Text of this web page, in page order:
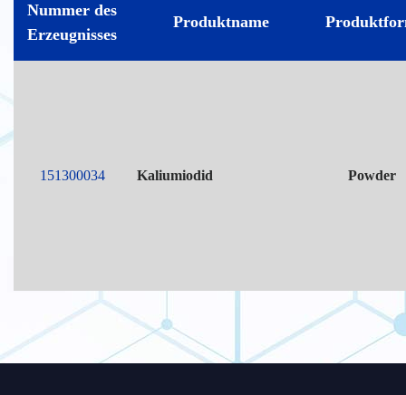
Nummer des
Erzeugnisses
Produktname
151300034 Kaliumiodid Powder